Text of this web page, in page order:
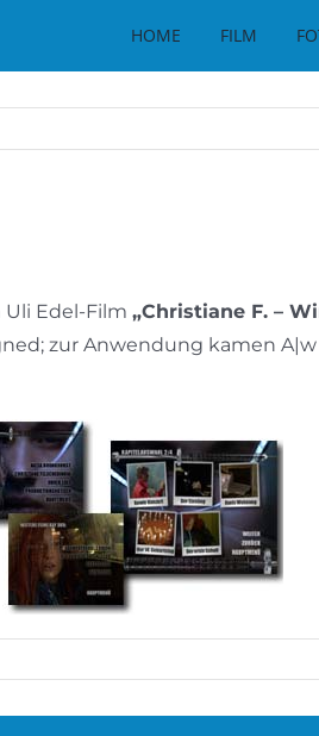
HOME FILM
Edel-Film „Christiane F. –
zur Anwendung kamen